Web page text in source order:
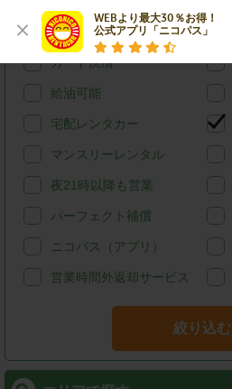
WEBより最大30％お得！
公式アプリ「ニコパス」
ハイブリッド
カード決済
給油可能
宅配レンタカー
マンスリーレンタル
夜21時以降も営業
パーフェクト補償
ニコパス（アプリ）
営業時間外返却サービス
絞り込む